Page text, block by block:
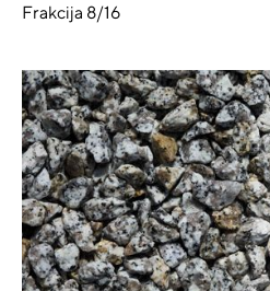
Frakcija 8/16